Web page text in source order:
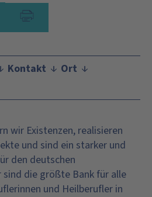
Kontakt
Ort
wir Existenzen, realisieren
und sind ein starker und
den deutschen
die größte Bank für alle
und Heilberufler in